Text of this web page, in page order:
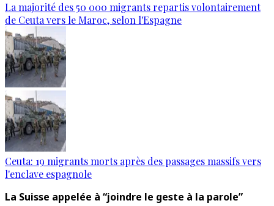
La majorité des 50 000 migrants repartis volontairement
de Ceuta vers le Maroc, selon l'Espagne
Ceuta: 19 migrants morts après des passages massifs vers
l'enclave espagnole
La Suisse appelée à “joindre le geste à la parole”